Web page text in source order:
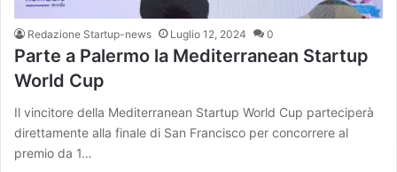
Redazione Startup-news Luglio 12, 2024 0
Parte a Palermo la Mediterranean Startup
World Cup
Il vincitore della Mediterranean Startup World Cup parteciperà
direttamente alla finale di San Francisco per concorrere al
premio da 1…